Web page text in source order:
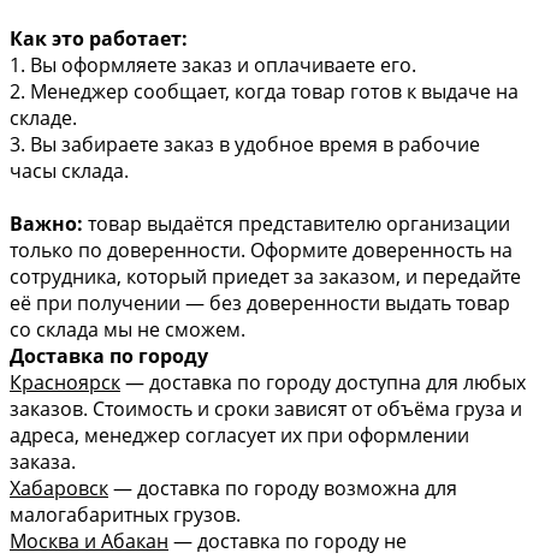
Как это работает:
1. Вы оформляете заказ и оплачиваете его.
2. Менеджер сообщает, когда товар готов к выдаче на
складе.
3. Вы забираете заказ в удобное время в рабочие
часы склада.
Важно: товар выдаётся представителю организации
только по доверенности. Оформите доверенность на
сотрудника, который приедет за заказом, и передайте
её при получении — без доверенности выдать товар
со склада мы не сможем.
Доставка по городу
Красноярск— доставка по городу доступна для любых
заказов. Стоимость и сроки зависят от объёма груза и
адреса, менеджер согласует их при оформлении
заказа.
Хабаровск— доставка по городу возможна для
малогабаритных грузов.
Москва и Абакан — доставка по городу не